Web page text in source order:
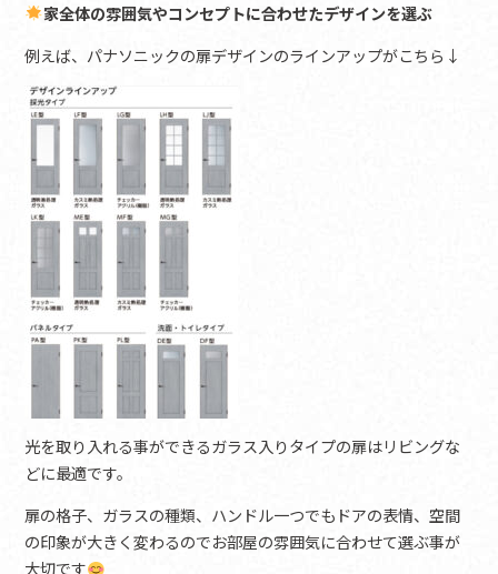
家全体の雰囲気やコンセプトに合わせたデザインを選ぶ
例えば、パナソニックの扉デザインのラインアップがこちら↓
光を取り入れる事ができるガラス入りタイプの扉はリビングな
どに最適です。
扉の格子、ガラスの種類、ハンドル一つでもドアの表情、空間
の印象が大きく変わるのでお部屋の雰囲気に合わせて選ぶ事が
大切です